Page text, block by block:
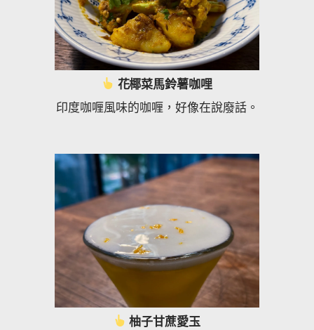
花椰菜馬鈴薯咖哩
印度咖喱風味的咖喱，好像在說廢話。
柚子甘蔗愛玉